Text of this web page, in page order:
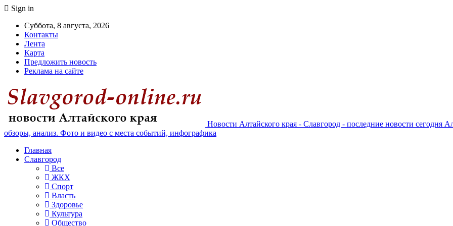
Sign in
Суббота, 8 августа, 2026
Контакты
Лента
Карта
Предложить новость
Реклама на сайте
Новости Алтайского края - Славгород - последние новости сегодня
обзоры, анализ. Фото и видео с места событий, инфографика
Главная
Славгород
Все
ЖКХ
Спорт
Власть
Здоровье
Культура
Общество